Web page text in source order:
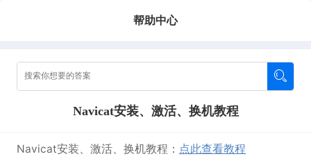
帮助中心
Navicat安装、激活、换机教程
Navicat安装、激活、换机教程： 点此查看教程